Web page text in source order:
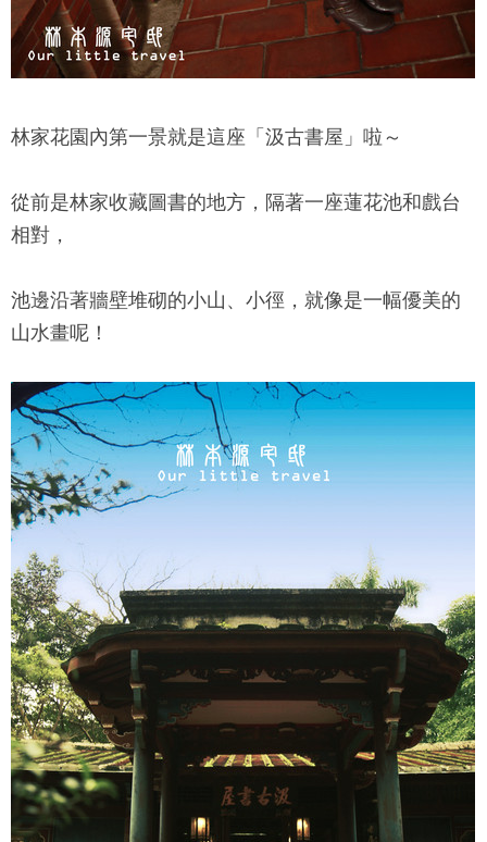
林家花園內第一景就是這座「汲古書屋」啦～
從前是林家收藏圖書的地方，隔著一座蓮花池和戲台
相對，
池邊沿著牆壁堆砌的小山、小徑，就像是一幅優美的
山水畫呢！